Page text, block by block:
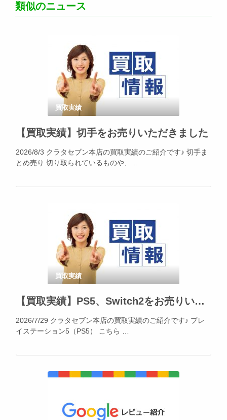
類似のニュース
買取実績
【買取実績】切手をお売りいただきました
2026/8/3 クラタセブン本店の買取実績のご紹介です♪ 切手ま
とめ売り 切り取られているものや、 …
買取実績
【買取実績】PS5、Switch2をお売りいただきました！
2026/7/29 クラタセブン本店の買取実績のご紹介です♪ プレ
イステーション5（PS5） こちら …